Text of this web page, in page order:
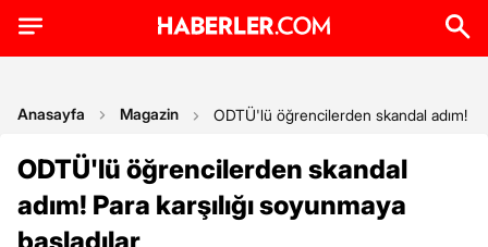
Anasayfa Magazin ODTÜ'lü öğrencilerden skandal adım!
ODTÜ'lü öğrencilerden skandal
adım! Para karşılığı soyunmaya